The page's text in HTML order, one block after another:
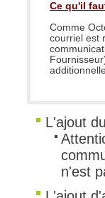
Ce qu'il
Comme
courriel est
L'ajout
n'est